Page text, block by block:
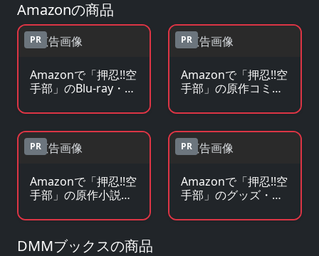
Amazonの商品
PR
Amazonで「押忍!!空
手部」のBlu-ray・
PR
Amazonで「押忍!!空
手部」の原作コミッ
PR
Amazonで「押忍!!空
手部」の原作小説・
PR
Amazonで「押忍!!空
手部」のグッズ・フ
DMMブックスの商品